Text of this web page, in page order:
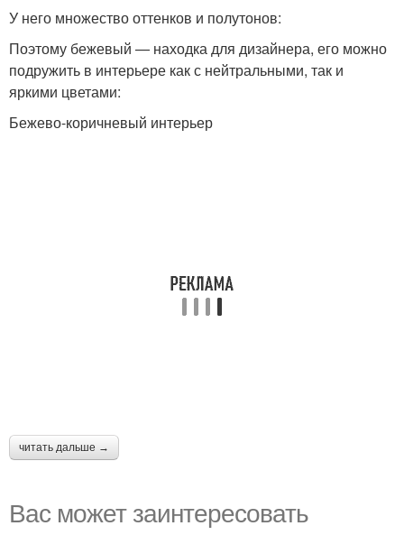
У него множество оттенков и полутонов:
Поэтому бежевый — находка для дизайнера, его можно
подружить в интерьере как с нейтральными, так и
яркими цветами:
Бежево-коричневый интерьер
читать дальше →
Вас может заинтересовать